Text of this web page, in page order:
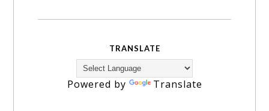
TRANSLATE
Powered by Translate